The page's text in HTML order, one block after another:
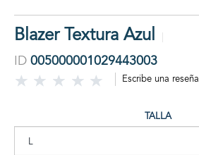
Blazer Textura Azul
ID 005000001029443003
Escribe una reseña
TALLA